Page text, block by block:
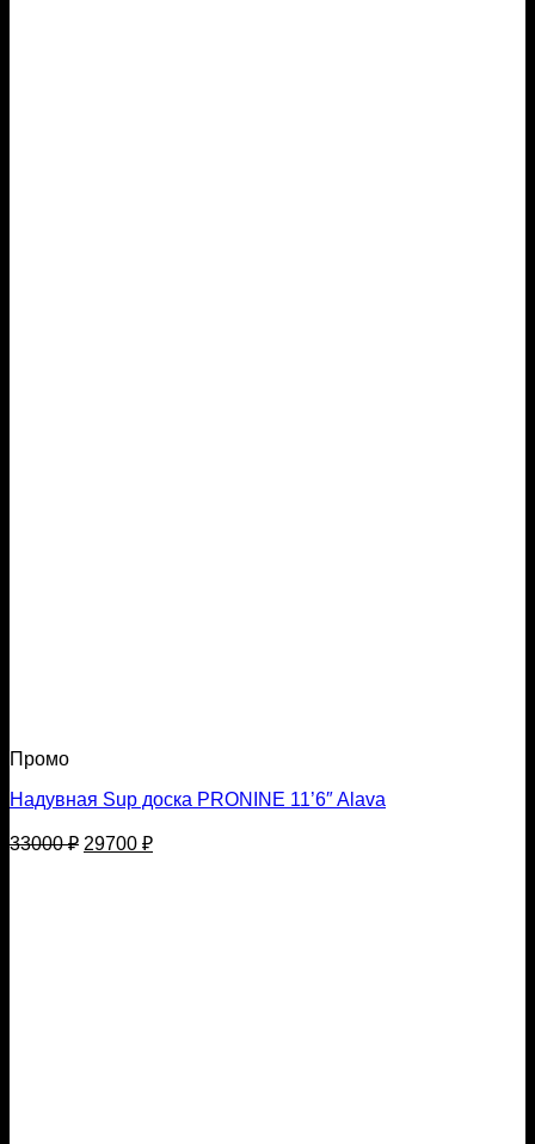
Промо
Надувная Sup доска PRONINE 11’6″ Alava
33000₽ Первоначальная
29700 ₽Текущая